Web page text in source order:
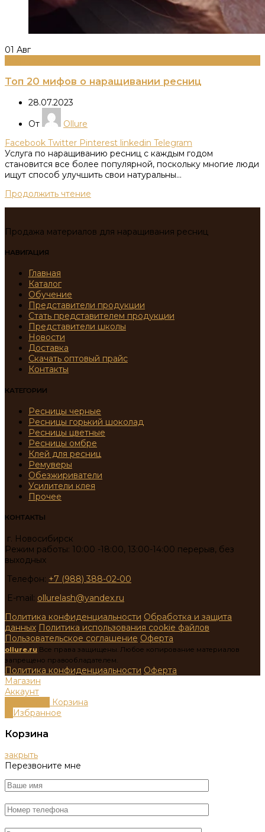
01 Авг
Топ 20 мифов о наращивании ресниц
28.07.2023
От
Ollure
Facebook Twitter Pinterest linkedin Telegram
Услуга по наращиванию ресниц с каждым годом
становится все более популярной, поскольку многие люди
ищут способ улучшить свои натуральны...
Продолжить чтение
Продажа материалов для наращивания ресниц
НАВИГАЦИЯ
Главная
Каталог
Обучение
Представители продукции
Стать представителем продукции
Представители школы
Новости
Доставка
Скачать оптовый прайс
Контакты
КАТЕГОРИИ
Ресницы черные
Ресницы горький шоколад
Ресницы цветные
Ресницы омбре
Клей для ресниц
Ремуверы
Обезжириватели
Усилители клея
Прочее
КОНТАКТЫ
г. Новосибирск
Режим работы: 10:00 -18:00, 13:00-14:00 перерыв, без
выходных
Телефон: +7 (988) 388-02-00
E-mail: ollurelash@yandex.ru
Политика конфиденциальности Обработка и защита
данных Политика использования cookie файлов
Пользовательское соглашение Оферта
ollure.ru Все права защищены. Любое копирование материалов
запрещено правообладателем.
Политика конфиденциальности Оферта
Магазин
Аккаунт
Корзина
Избранное
Корзина
закрыть
Перезвоните мне